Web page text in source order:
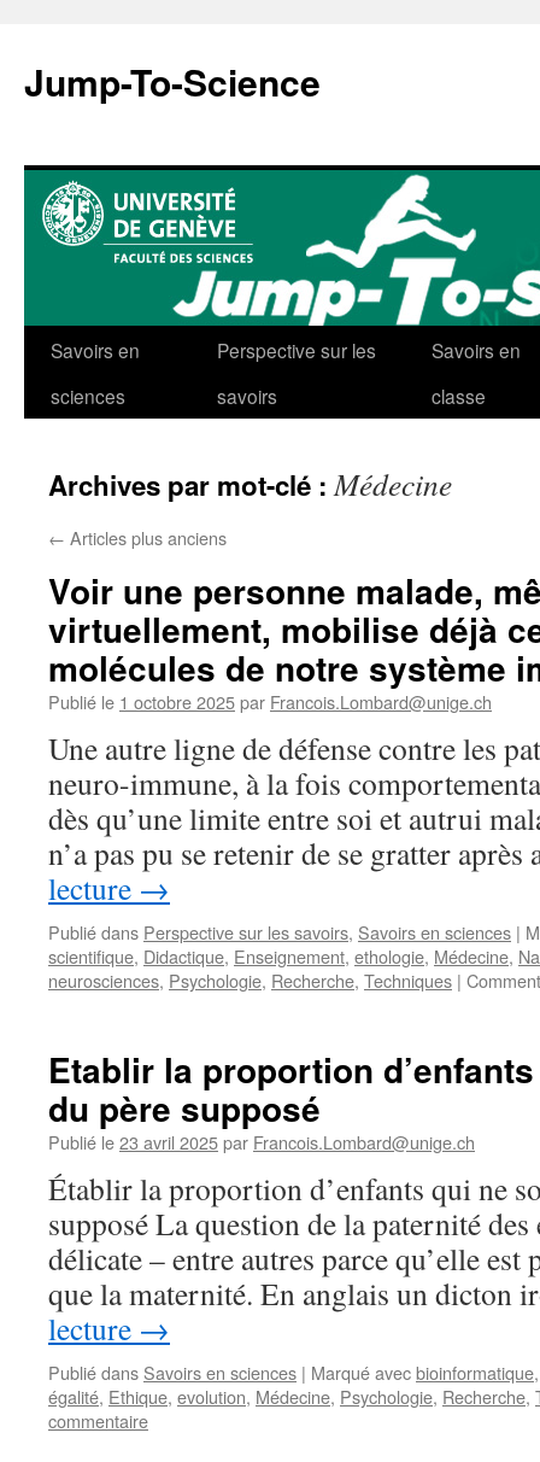
contenu
Jump-To-Science
Savoirs en
sciences
Perspective sur les
savoirs
Savoirs en
classe
Archives par mot-clé :Médecine
← Articles plus anciens
Voir une personne malade,
virtuellement, mobilise déjà
molécules de notre système
Publié le 1 octobre 2025par Francois.Lombard@unige.ch
Une autre ligne de défense contre les
neuro-immune, à la fois
dès qu’une limite entre soi et autrui
n’a pas pu se retenir de se gratter
lecture →
Publié dans Perspective sur les savoirs, Savoirs en sciences |
scientifique, Didactique, Enseignement, ethologie, Médecine,
neurosciences, Psychologie, Recherche, Techniques |
Etablir la proportion
du père supposé
Publié le23 avril 2025par Francois.Lombard@unige.ch
Établir la proportion d’enfants qui ne
supposé La question de la paternité
délicate – entre autres parce qu’elle
que la maternité. En anglais un
lecture →
Publié dans Savoirs en sciences | Marqué avecbioinformatique
égalité, Ethique, evolution, Médecine, Psychologie, Recherche,
commentaire